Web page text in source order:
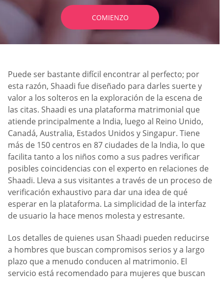
COMIENZO
Puede ser bastante difícil encontrar al perfecto; por
esta razón, Shaadi fue diseñado para darles suerte y
valor a los solteros en la exploración de la escena de
las citas. Shaadi es una plataforma matrimonial que
atiende principalmente a India, luego al Reino Unido,
Canadá, Australia, Estados Unidos y Singapur. Tiene
más de 150 centros en 87 ciudades de la India, lo que
facilita tanto a los niños como a sus padres verificar
posibles coincidencias con el experto en relaciones de
Shaadi. Lleva a sus visitantes a través de un proceso de
verificación exhaustivo para dar una idea de qué
esperar en la plataforma. La simplicidad de la interfaz
de usuario la hace menos molesta y estresante.
Los detalles de quienes usan Shaadi pueden reducirse
a hombres que buscan compromisos serios y a largo
plazo que a menudo conducen al matrimonio. El
servicio está recomendado para mujeres que buscan